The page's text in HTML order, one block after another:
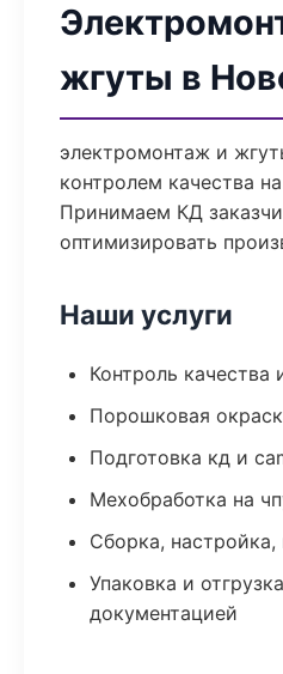
жгуты в
электромонтаж и
контролем качества
Принимаем КД
оптимизировать
Наши услуги
Контроль качества
Порошковая
Подготовка кд и
Мехобработка на
Сборка, настройка,
Упаковка и
документацией